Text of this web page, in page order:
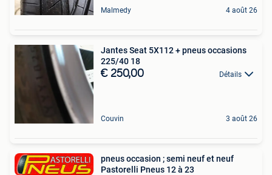
Malmedy 4 août 26
Jantes Seat 5X112 + pneus occasions
225/40 18
€ 250,00 Détails
Couvin 3 août 26
pneus occasion ; semi neuf et neuf
Pastorelli Pneus 12 à 23